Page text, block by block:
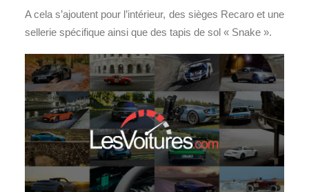
A cela s’ajoutent pour l’intérieur, des sièges Recaro et une
sellerie spécifique ainsi que des tapis de sol « Snake ».